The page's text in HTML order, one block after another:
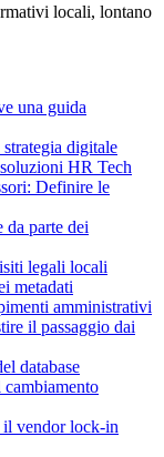
locali, lontano
una guida
digitale
HR Tech
Definire le
parte dei
legali locali
metadati
amministrativi
il passaggio dai
database
il vendor lock-in